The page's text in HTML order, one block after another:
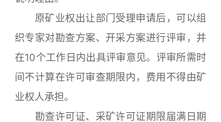
原矿业权出让部门受理申请后，可以组
织专家对勘查方案、开采方案进行评审，并
在10个工作日内出具评审意见。评审所需时
间不计算在许可审查期限内，费用不得由矿
业权人承担。
勘查许可证、采矿许可证期限届满日期